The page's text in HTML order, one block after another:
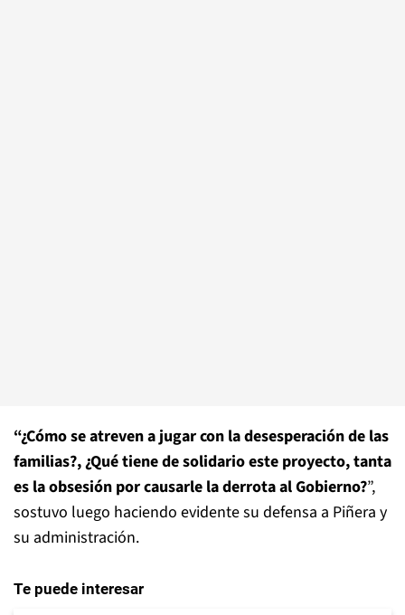
“¿Cómo se atreven a jugar con la desesperación de las
familias?, ¿Qué tiene de solidario este proyecto, tanta
es la obsesión por causarle la derrota al Gobierno?”,
sostuvo luego haciendo evidente su defensa a Piñera y
su administración.
Te puede interesar